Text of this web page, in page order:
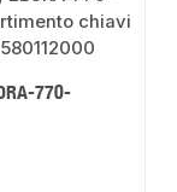
770-